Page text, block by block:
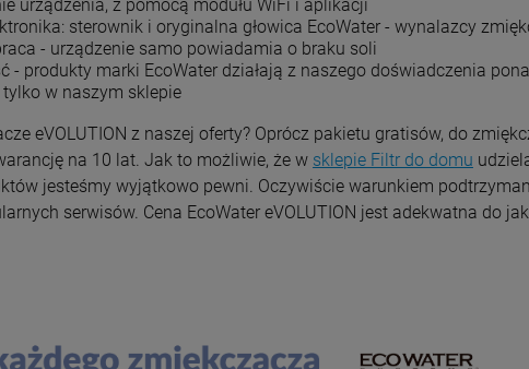
urządzenia, z pomocą modułu WiFi i aplikacji
sterownik i oryginalna głowica EcoWater - wynalazcy
- urządzenie samo powiadamia o braku soli
- produkty marki EcoWater działają z naszego doświadczenia
w naszym sklepie
eVOLUTION z naszej oferty? Oprócz pakietu gratisów, do
na 10 lat. Jak to możliwie, że w sklepie Filtr do domu
jesteśmy wyjątkowo pewni. Oczywiście warunkiem
serwisów. Cena EcoWater eVOLUTION jest adekwatna do